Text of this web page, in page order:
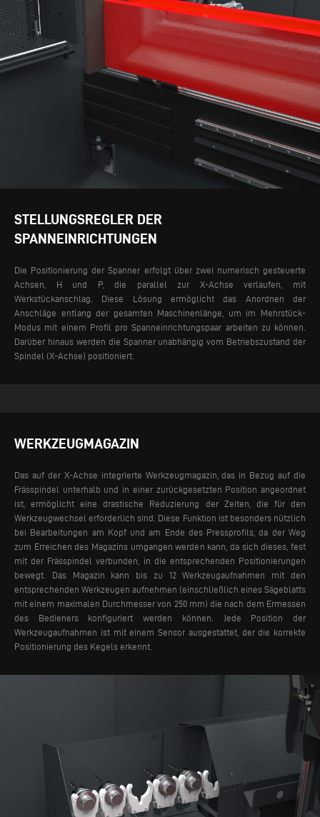
STELLUNGSREGLER DER
SPANNEINRICHTUNGEN
Die Positionierung der Spanner erfolgt über zwei numerisch gesteuerte
Achsen, H und P, die parallel zur X-Achse verlaufen, mit
Werkstückanschlag. Diese Lösung ermöglicht das Anordnen der
Anschläge entlang der gesamten Maschinenlänge, um im Mehrstück-
Modus mit einem Profil pro Spanneinrichtungspaar arbeiten zu können.
Darüber hinaus werden die Spanner unabhängig vom Betriebszustand der
Spindel (X-Achse) positioniert.
WERKZEUGMAGAZIN
Das auf der X-Achse integrierte Werkzeugmagazin, das in Bezug auf die
Frässpindel unterhalb und in einer zurückgesetzten Position angeordnet
ist, ermöglicht eine drastische Reduzierung der Zeiten, die für den
Werkzeugwechsel erforderlich sind. Diese Funktion ist besonders nützlich
bei Bearbeitungen am Kopf und am Ende des Pressprofils, da der Weg
zum Erreichen des Magazins umgangen werden kann, da sich dieses, fest
mit der Frässpindel verbunden, in die entsprechenden Positionierungen
bewegt.
Das Magazin kann bis zu 12 Werkzeugaufnahmen mit den
entsprechenden Werkzeugen aufnehmen (einschließlich eines Sägeblatts
mit einem maximalen Durchmesser von 250 mm) die nach dem Ermessen
des Bedieners konfiguriert werden können. Jede Position der
Werkzeugaufnahmen ist mit einem Sensor ausgestattet, der die korrekte
Positionierung des Kegels erkennt.